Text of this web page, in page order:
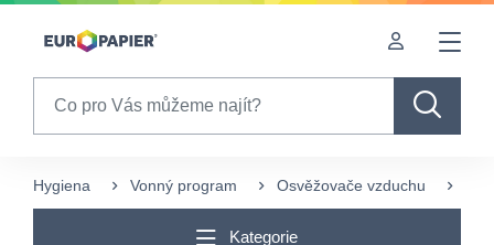
Table Of Content
Hygiena Vonný program Osvěžovače vzduchu
Kategorie